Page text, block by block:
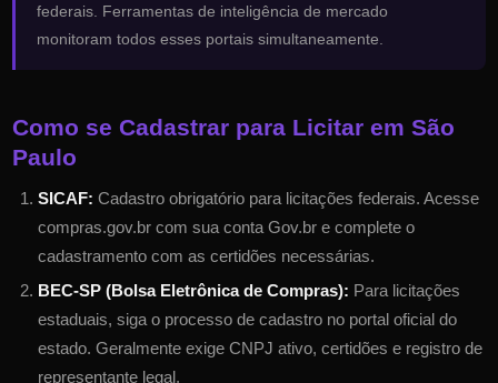
federais. Ferramentas de inteligência de mercado
monitoram todos esses portais simultaneamente.
Como se Cadastrar para Licitar emSão
Paulo
SICAF: Cadastro obrigatório para licitações federais. Acesse
compras.gov.br com sua conta Gov.br e complete o
cadastramento com as certidões necessárias.
BEC-SP (Bolsa Eletrônica de Compras): Para licitações
estaduais, siga o processo de cadastro no portal oficial do
estado. Geralmente exige CNPJ ativo, certidões e registro de
representante legal.